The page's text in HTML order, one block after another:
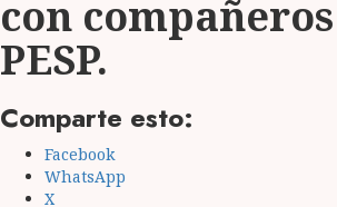
con
PESP.
Comparte esto:
Facebook
WhatsApp
X